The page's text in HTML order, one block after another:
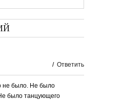
/ Ответить
не было. Не было
было танцующего